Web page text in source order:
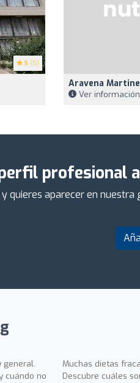
5 (5)
Aravena
Ver
profesional
quieres aparecer en
cuándo no
Muchas dietas
Descubre cuáles